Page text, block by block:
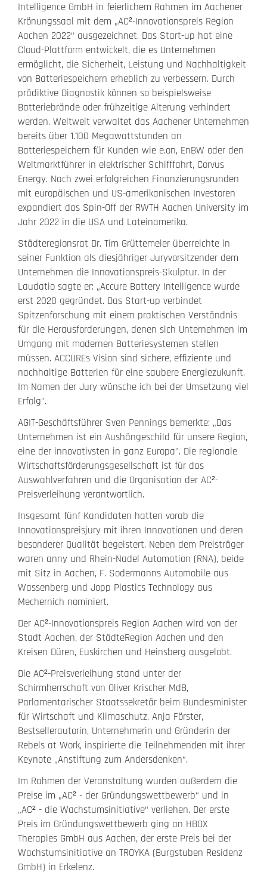
Intelligence GmbH in feierlichem Rahmen im Aachener
Krönungssaal mit dem „AC²-Innovationspreis Region
Aachen 2022“ ausgezeichnet. Das Start-up hat eine
Cloud-Plattform entwickelt, die es Unternehmen
ermöglicht, die Sicherheit, Leistung und Nachhaltigkeit
von Batteriespeichern erheblich zu verbessern. Durch
prädiktive Diagnostik können so beispielsweise
Batteriebrände oder frühzeitige Alterung verhindert
werden. Weltweit verwaltet das Aachener Unternehmen
bereits über 1.100 Megawattstunden an
Batteriespeichern für Kunden wie e.on, EnBW oder den
Weltmarktführer in elektrischer Schifffahrt, Corvus
Energy. Nach zwei erfolgreichen Finanzierungsrunden
mit europäischen und US-amerikanischen Investoren
expandiert das Spin-Off der RWTH Aachen University im
Jahr 2022 in die USA und Lateinamerika.
Städteregionsrat Dr. Tim Grüttemeier überreichte in
seiner Funktion als diesjähriger Juryvorsitzender dem
Unternehmen die Innovationspreis-Skulptur. In der
Laudatio sagte er: „Accure Battery Intelligence wurde
erst 2020 gegründet. Das Start-up verbindet
Spitzenforschung mit einem praktischen Verständnis
für die Herausforderungen, denen sich Unternehmen im
Umgang mit modernen Batteriesystemen stellen
müssen. ACCUREs Vision sind sichere, effiziente und
nachhaltige Batterien für eine saubere Energiezukunft.
Im Namen der Jury wünsche ich bei der Umsetzung viel
Erfolg".
AGIT-Geschäftsführer Sven Pennings bemerkte: „Das
Unternehmen ist ein Aushängeschild für unsere Region,
eine der innovativsten in ganz Europa". Die regionale
Wirtschaftsförderungsgesellschaft ist für das
Auswahlverfahren und die Organisation der AC²-
Preisverleihung verantwortlich.
Insgesamt fünf Kandidaten hatten vorab die
Innovationspreisjury mit ihren Innovationen und deren
besonderer Qualität begeistert. Neben dem Preisträger
waren anny und Rhein-Nadel Automation (RNA), beide
mit Sitz in Aachen, F. Sodermanns Automobile aus
Wassenberg und Jopp Plastics Technology aus
Mechernich nominiert.
Der AC²-Innovationspreis Region Aachen wird von der
Stadt Aachen, der StädteRegion Aachen und den
Kreisen Düren, Euskirchen und Heinsberg ausgelobt.
Die AC²-Preisverleihung stand unter der
Schirmherrschaft von Oliver Krischer MdB,
Parlamentarischer Staatssekretär beim Bundesminister
für Wirtschaft und Klimaschutz. Anja Förster,
Bestsellerautorin, Unternehmerin und Gründerin der
Rebels at Work, inspirierte die Teilnehmenden mit ihrer
Keynote „Anstiftung zum Andersdenken“.
Im Rahmen der Veranstaltung wurden außerdem die
Preise im „AC² - der Gründungswettbewerb“ und in
„AC² - die Wachstumsinitiative“ verliehen. Der erste
Preis im Gründungswettbewerb ging an HBOX
Therapies GmbH aus Aachen, der erste Preis bei der
Wachstumsinitiative an TROYKA (Burgstuben Residenz
GmbH) in Erkelenz.